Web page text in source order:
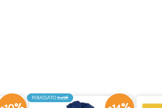
RIBASSATO2,45€